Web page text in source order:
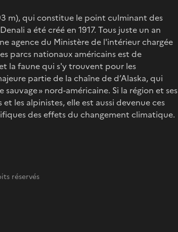
m), qui constitue le point culminant des
a été créé en 1917. Tous juste un an
agence du Ministère de l'intérieur chargée
parcs nationaux américains est de
la faune qui s'y trouvent pour les
partie de la chaîne de d’Alaska, qui
» nord-américaine. Si la région et ses
les alpinistes, elle est aussi devenue ces
des effets du changement climatique.
réservés